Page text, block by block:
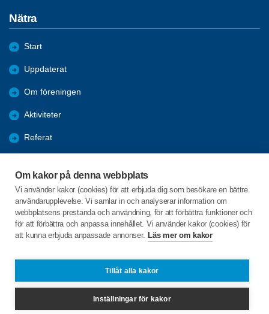
Om kakor på denna webbplats
Vi använder kakor (cookies) för att erbjuda dig som besökare en bättre
användarupplevelse. Vi samlar in och analyserar information om
webbplatsens prestanda och användning, för att förbättra funktioner och
för att förbättra och anpassa innehållet. Vi använder kakor (cookies) för
att kunna erbjuda anpassade annonser. Läs mer om kakor
Tillåt alla kakor
Inställningar för kakor
Nätra
Start
Uppdaterat
Om föreningen
Aktiviteter
Referat
Bli medlem
Förmåner
C/o:Hans Ullberg
hansullberg.hu@gmail.com